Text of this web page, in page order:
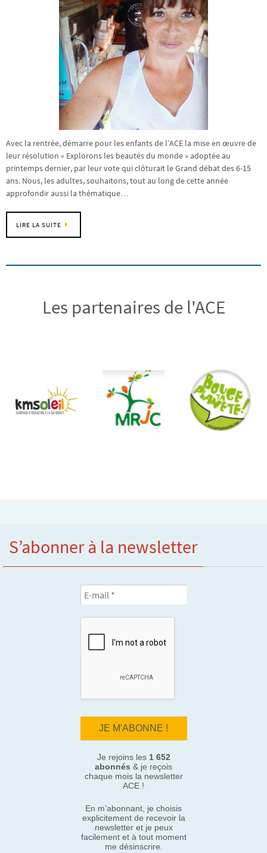
Avec la rentrée, démarre pour les enfants de l’ACE la mise en œuvre de
leur résolution « Explorons les beautés du monde » adoptée au
printemps dernier, par leur vote qui clôturait le Grand débat des 6-15
ans. Nous, les adultes, souhaitons, tout au long de cette année
approfondir aussi la thématique…
LIRE LA SUITE
Les partenaires de l'ACE
S’abonner à la newsletter
Je rejoins les 1 652
abonnés & je reçois
chaque mois la newsletter
ACE !
En m’abonnant, je choisis
explicitement de recevoir la
newsletter et je peux
facilement et à tout moment
me désinscrire.